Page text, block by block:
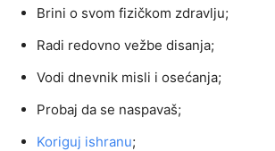
Brini o svom fizičkom zdravlju;
Radi redovno vežbe disanja;
Vodi dnevnik misli i osećanja;
Probaj da se naspavaš;
Koriguj ishranu;